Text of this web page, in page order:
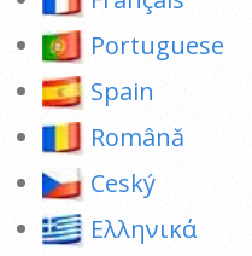
Portuguese
Spain
Română
Ceský
Ελληνικά